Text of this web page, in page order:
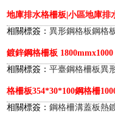
地庫排水格柵板|小區地庫排
相關標簽： 異形鋼格板鋼格
鍍鋅鋼格柵板
相關標簽： 平臺鋼格柵板異
格柵板354*30*100鋼格柵
相關標簽： 鋼格柵溝蓋板熱